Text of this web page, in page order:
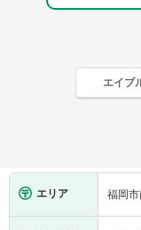
エイブ
エリア 福岡